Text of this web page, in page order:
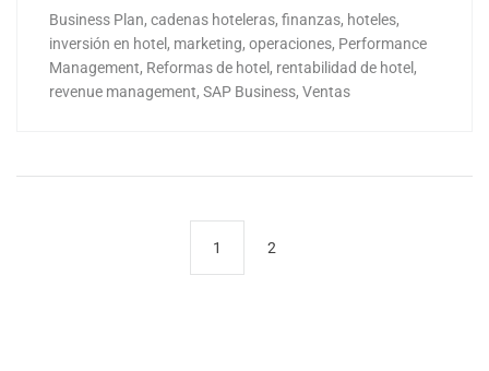
Business Plan, cadenas hoteleras, finanzas, hoteles,
inversión en hotel , marketing, operaciones, Performance
Management, Reformas de hotel , rentabilidad de hotel ,
revenue management, SAP Business, Ventas
1 2